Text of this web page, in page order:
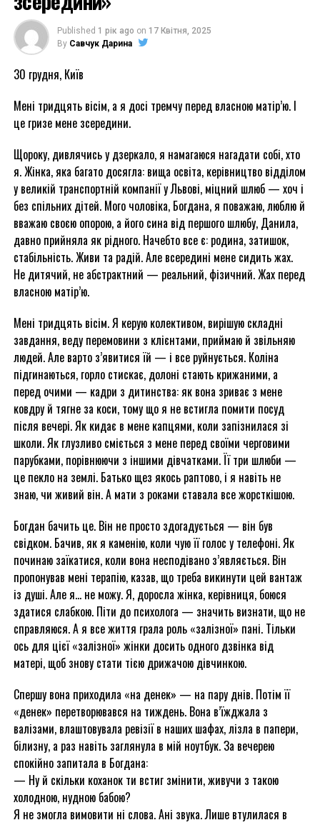
Published 1 рік ago on 17 Квітня, 2025
By Савчук Дарина
30 грудня, Київ
Мені тридцять вісім, а я досі тремчу перед власною матір’ю. І
це гризе мене зсередини.
Щороку, дивлячись у дзеркало, я намагаюся нагадати собі, хто
я. Жінка, яка багато досягла: вища освіта, керівництво відділом
у великій транспортній компанії у Львові, міцний шлюб — хоч і
без спільних дітей. Мого чоловіка, Богдана, я поважаю, люблю й
вважаю своєю опорою, а його сина від першого шлюбу, Данила,
давно прийняла як рідного. Начебто все є: родина, затишок,
стабільність. Живи та радій. Але всередині мене сидить жах.
Не дитячий, не абстрактний — реальний, фізичний. Жах перед
власною матір’ю.
Мені тридцять вісім. Я керую колективом, вирішую складні
завдання, веду перемовини з клієнтами, приймаю й звільняю
людей. Але варто з’явитися їй — і все руйнується. Коліна
підгинаються, горло стискає, долоні стають крижаними, а
перед очими — кадри з дитинства: як вона зриває з мене
ковдру й тягне за коси, тому що я не встигла помити посуд
після вечері. Як кидає в мене капцями, коли запізнилася зі
школи. Як глузливо сміється з мене перед своїми черговими
парубками, порівнюючи з іншими дівчатками. Її три шлюби —
це пекло на землі. Батько щез якось раптово, і я навіть не
знаю, чи живий він. А мати з роками ставала все жорсткішою.
Богдан бачить це. Він не просто здогадується — він був
свідком. Бачив, як я каменію, коли чую її голос у телефоні. Як
починаю заїкатися, коли вона несподівано з’являється. Він
пропонував мені терапію, казав, що треба викинути цей вантаж
із душі. Але я… не можу. Я, доросла жінка, керівниця, боюся
здатися слабкою. Піти до психолога — значить визнати, що не
справляюся. А я все життя грала роль «залізної» пані. Тільки
ось для цієї «залізної» жінки досить одного дзвінка від
матері, щоб знову стати тією дрижачою дівчинкою.
Спершу вона приходила «на денек» — на пару днів. Потім її
«денек» перетворювався на тиждень. Вона в’їжджала з
валізами, влаштовувала ревізії в наших шафах, лізла в папери,
білизну, а раз навіть заглянула в мій ноутбук. За вечерею
спокійно запитала в Богдана:
— Ну й скільки коханок ти встиг змінити, живучи з такою
холодною, нудною бабою?
Я не змогла вимовити ні слова. Ані звука. Лише втулилася в